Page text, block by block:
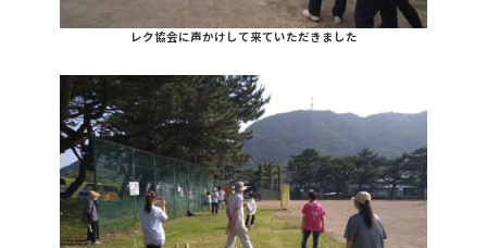
レク協会に声かけして来ていただきました